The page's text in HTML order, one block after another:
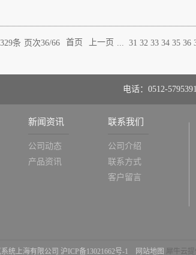
329条 页次36/66 首页 上一页 31 32 33 34 35 36
电话：0512-
新闻资讯
公司动态
产品资讯
联系我们
公司介绍
联系方式
客户留言
统上海有限公司 沪ICP备13021662号-1 网站地图 犀牛云